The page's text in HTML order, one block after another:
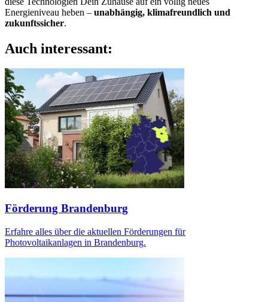
Energieniveau heben – unabhängig, klimafreundlich und
zukunftssicher.
Auch interessant:
Förderung Brandenburg
Erfahre alles über die aktuellen Förderungen für
Photovoltaikanlagen in Brandenburg.